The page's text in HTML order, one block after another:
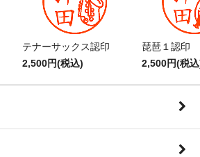
テナーサックス認印
2,500円(税込)
琵琶１認印
2,500円(税